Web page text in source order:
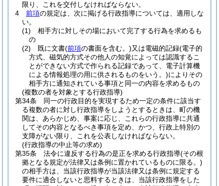
限り、これを交付しなければならない。
4
前項の規定は、次に掲げる行政指導については、適用しな
い。
(1)
相手方に対しその場において完了する行為を求めるも
の
(2)
既に文書(前項の書面を含む。)又は電磁的記録(電子的
方式、磁気的方式その他人の知覚によっては認識するこ
とができない方式で作られる記録であって、電子計算機
による情報処理の用に供されるものをいう。)によりその
相手方に通知されている事項と同一の内容を求めるもの
(複数の者を対象とする行政指導)
第34条
同一の行政目的を実現するため一定の条件に該当す
る複数の者に対し行政指導をしようとするときは、町の機
関は、あらかじめ、事案に応じ、これらの行政指導に共通
してその内容となるべき事項を定め、かつ、行政上特別の
支障がない限り、これを公表しなければならない。
(行政指導の中止等の求め)
第35条
法令に違反する行為の是正を求める行政指導(その根
拠となる規定が法律又は条例に置かれているものに限る。)
の相手方は、当該行政指導が当該法律又は条例に規定する
要件に適合しないと思料するときは、当該行政指導をした